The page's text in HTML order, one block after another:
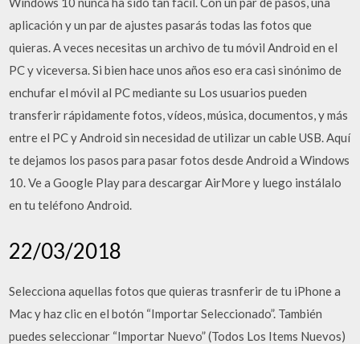
aplicación y un par de ajustes pasarás todas las fotos que
quieras. A veces necesitas un archivo de tu móvil Android en el
PC y viceversa. Si bien hace unos años eso era casi sinónimo de
enchufar el móvil al PC mediante su Los usuarios pueden
transferir rápidamente fotos, vídeos, música, documentos, y más
entre el PC y Android sin necesidad de utilizar un cable USB. Aquí
te dejamos los pasos para pasar fotos desde Android a Windows
10. Ve a Google Play para descargar AirMore y luego instálalo
en tu teléfono Android.
22/03/2018
Selecciona aquellas fotos que quieras trasnferir de tu iPhone a
Mac y haz clic en el botón “Importar Seleccionado”. También
puedes seleccionar “Importar Nuevo” (Todos Los Items Nuevos)